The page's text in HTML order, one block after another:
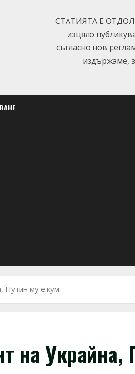
СТАТИЯТА Е
изцяло
съгласно нов
издържаме,
Путин му е кум
на Украйна,